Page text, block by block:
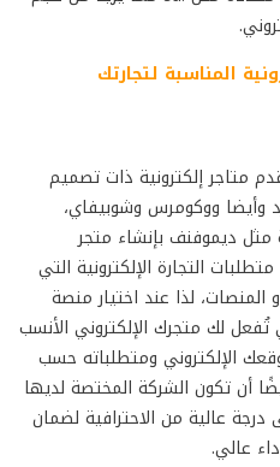
المناسبة لتجارتك
متاجر إلكترونية ذات تصميم
وأيضا ووكومرس وشوبيفاي،
مثل ديموفنف بإنشاء متجر
التجارة الإلكترونية التي
لذا عند اختيار منصة
تُفعل لك متجرك الإلكتروني الأنسب
الإلكتروني ومتطلباته حسب
أن تكون الشركة المختصة لديها
عالية من الاحترافية لضمان
عالي.